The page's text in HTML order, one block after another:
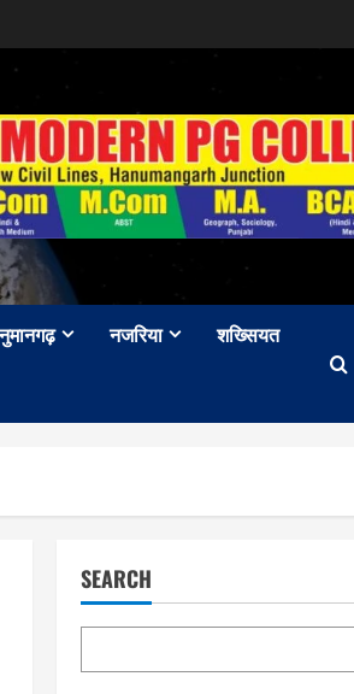
नजरिया
शख्सियत
SEARCH